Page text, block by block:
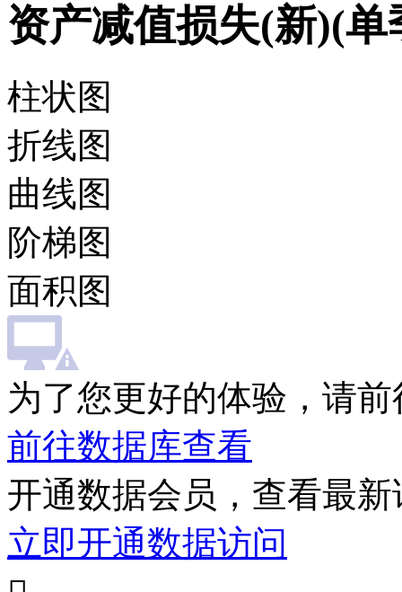
资产减值损失(新)(单
柱状图
折线图
曲线图
阶梯图
面积图
为了您更好的体验，请
前往数据库查看
开通数据会员，查看最
立即开通数据访问